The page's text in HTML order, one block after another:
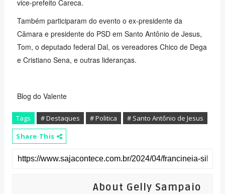
vice-prefeito Careca.
Também participaram do evento o ex-presidente da
Câmara e presidente do PSD em Santo Antônio de Jesus,
Tom, o deputado federal Dal, os vereadores Chico de Dega
e Cristiano Sena, e outras lideranças.
Blog do Valente
Tags # Destaques # Politica
# Santo Antônio de Jesus
Share This
About Gelly Sampaio